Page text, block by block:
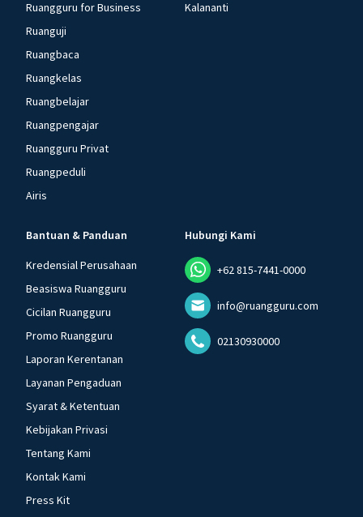
Ruangguru for Business
Ruanguji
Ruangbaca
Ruangkelas
Ruangbelajar
Ruangpengajar
Ruangguru Privat
Ruangpeduli
Airis
Kalananti
Bantuan & Panduan
Kredensial Perusahaan
Beasiswa Ruangguru
Cicilan Ruangguru
Promo Ruangguru
Laporan Kerentanan
Layanan Pengaduan
Syarat & Ketentuan
Kebijakan Privasi
Tentang Kami
Kontak Kami
Press Kit
Hubungi Kami
+62 815-7441-0000
info@ruangguru.com
02130930000